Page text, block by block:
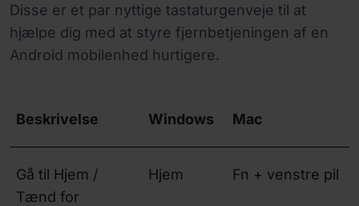
Disse er et par nyttige tastaturgenveje til at
hjælpe dig med at styre fjernbetjeningen af en
Android mobilenhed hurtigere.
Beskrivelse Windows Mac
Gå til Hjem /
Tænd for
Hjem Fn + venstre pil